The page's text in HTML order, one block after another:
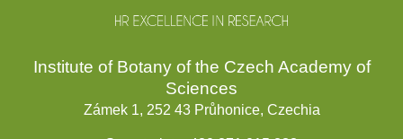
Institute of Botany of the Czech Academy of
Sciences
Zámek 1, 252 43 Průhonice, Czechia